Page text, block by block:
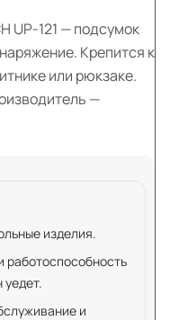
UP-121 — подсумок
Крепится к
или рюкзаке.
—
изделия.
работоспособность
уедет.
и